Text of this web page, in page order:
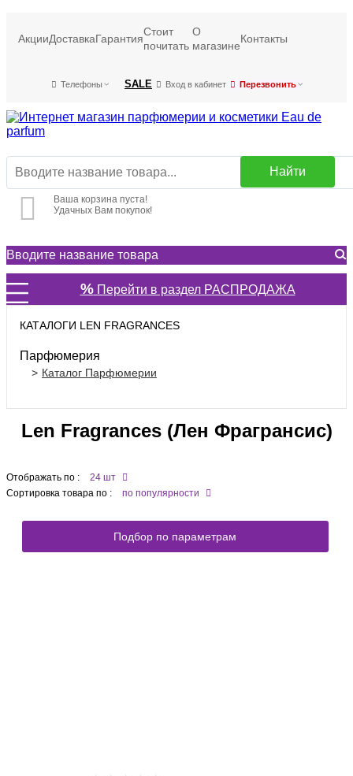
АкцииДоставкаГарантия
Стоит
почитать
О
магазине
Контакты
Телефоны SALE Вход в кабинет Перезвонить
Найти
Ваша корзина пуста!
Удачных Вам покупок!
%Перейти в раздел РАСПРОДАЖА
КАТАЛОГИ LEN FRAGRANCES
Парфюмерия
Каталог Парфюмерии
Len Fragrances (Лен Фрагрансис)
Отображать по :
24 шт
Сортировка товара по :
по популярности
Подбор по параметрам